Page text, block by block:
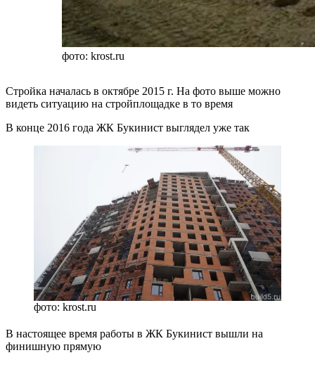
фото: krost.ru
Стройка началась в октябре 2015 г. На фото выше можно
видеть ситуацию на стройплощадке в то время
В конце 2016 года ЖК Букинист выглядел уже так
фото: krost.ru
В настоящее время работы в ЖК Букинист вышли на
финишную прямую